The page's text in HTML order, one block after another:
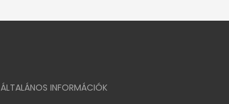
ÁLTALÁNOS INFORMÁCIÓK